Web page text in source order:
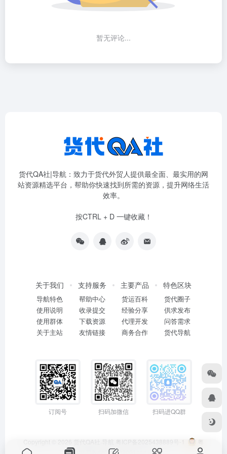
暂无评论...
货代QA社|导航：致力于货代外贸人提供最全面、最实用的网
站资源精选平台，帮助你快速找到所需的资源，提升网络生活
效率。
按CTRL + D 一键收藏！
关于我们
导航特色
使用说明
使用群体
关于主站
支持服务
帮助中心
收录提交
下载资源
友情链接
主要产品
货运百科
经验分享
代理开发
商务合作
特色区块
货代圈子
供求发布
问答需求
货代导航
订阅号 扫码加微信 扫码进QQ群
Copyright © 2026 货代QA社·导航 粤ICP备2025438889号-1
粤
公网安备44011402001114号